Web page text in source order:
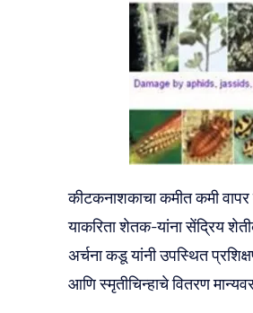
कीटकनाशकाचा कमीत कमी
याकरिता शेतक-यांना सेंद्रिय
अर्चना कडू यांनी उपस्थित
आणि स्मृतीचिन्हाचे वितरण